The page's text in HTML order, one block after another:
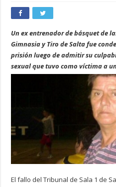
Un ex entrenador de básquet de
Gimnasia y Tiro de Salta fue
prisión luego de admitir su
sexual que tuvo como víctima a
El fallo del Tribunal de Sala 1 de